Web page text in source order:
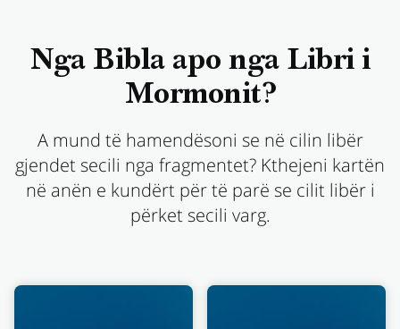
Nga Bibla apo nga Libri i
Mormonit?
A mund të hamendësoni se në cilin libër
gjendet secili nga fragmentet? Kthejeni kartën
në anën e kundërt për të parë se cilit libër i
përket secili varg.